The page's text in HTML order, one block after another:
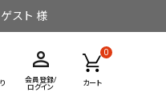
スト 様
perm_identity
会員登録/
ログイン
0
カート